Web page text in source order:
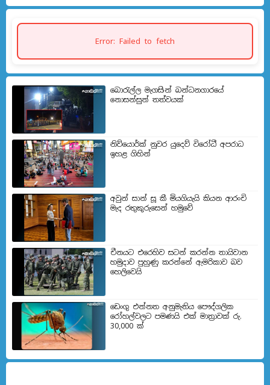
Error: Failed to fetch
බොරැල්ල මැගසින් බන්ධනගාරයේ
නොසන්සුන් තත්වයක්
නිව්යොර්ක් නුවර යුදෙව් විරෝධී අපරාධ
ඉහළ ගිහින්
අවුන් සාන් සූ කී මියගියැයි කියන ආරංචි
මැද රතුකුරුසෙන් හමුවේ
චීනයට එරෙහිව සටන් කරන්න තායිවාන
හමුදාව පුහුණු කරන්නේ ඇමරිකාව බව
හෙලිවෙයි
ඩෙංගු එන්නත අනුමැතිය පෞද්ගලික
රෝහල්වලට පමණයි එක් මාත්‍රාවක් රු.
30,000 ක්